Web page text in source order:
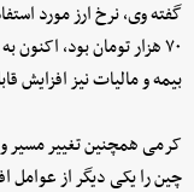
بیمه و مالیات نیز افزایش
کرمی همچنین تغییر
چین را یکی دیگر از عوامل